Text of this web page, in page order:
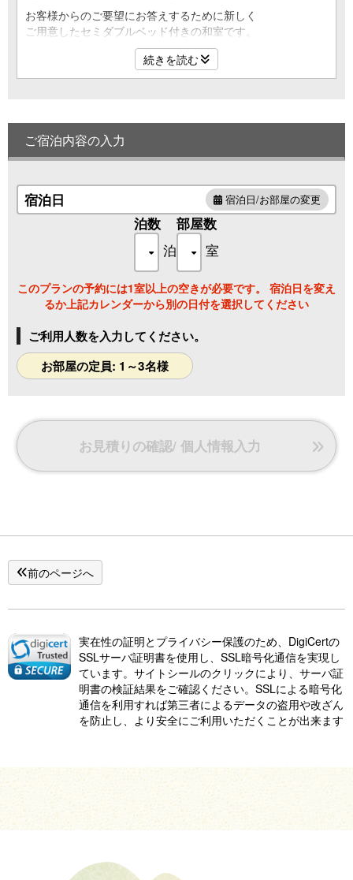
お客様からのご要望にお答えするために新しく
ご用意したセミダブルベッド付きの和室です。
「和室で過ごしたいけど、寝るときはベッドが良い」
という方におすすめのお部屋となっております。
※ベッドは2台です。
※3名様でご利用の場合はお布団を1組敷かせて頂きます。
バス・トイレ付です。
【お部屋にあるもの】
浴衣／スリッパ／お茶セット／
歯ブラシ／ドライヤー／かみそり※男性のみ／
シャワーキャップ・ヘアゴム・綿棒・コットン※女性のみ／
続きを読む
ご宿泊内容の入力
宿泊日 宿泊日/お部屋の変更
泊数
泊
部屋数
室
このプランの予約には1室以上の空きが必要です。 宿泊日を変え
るか上記カレンダーから別の日付を選択してください
ご利用人数を入力してください。
お部屋の定員: 1～3名様
お見積りの確認/ 個人情報入力
前のページへ
実在性の証明とプライバシー保護のため、DigiCertの
SSLサーバ証明書を使用し、SSL暗号化通信を実現し
ています。サイトシールのクリックにより、サーバ証
明書の検証結果をご確認ください。SSLによる暗号化
通信を利用すれば第三者によるデータの盗用や改ざん
を防止し、より安全にご利用いただくことが出来ます